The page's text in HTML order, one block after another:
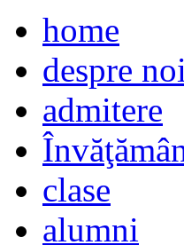
home
despre noi
admitere
clase
alumni